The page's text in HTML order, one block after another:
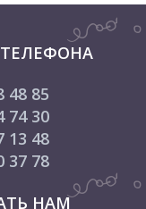
48 85
74 30
13 48
37 78
НАМ